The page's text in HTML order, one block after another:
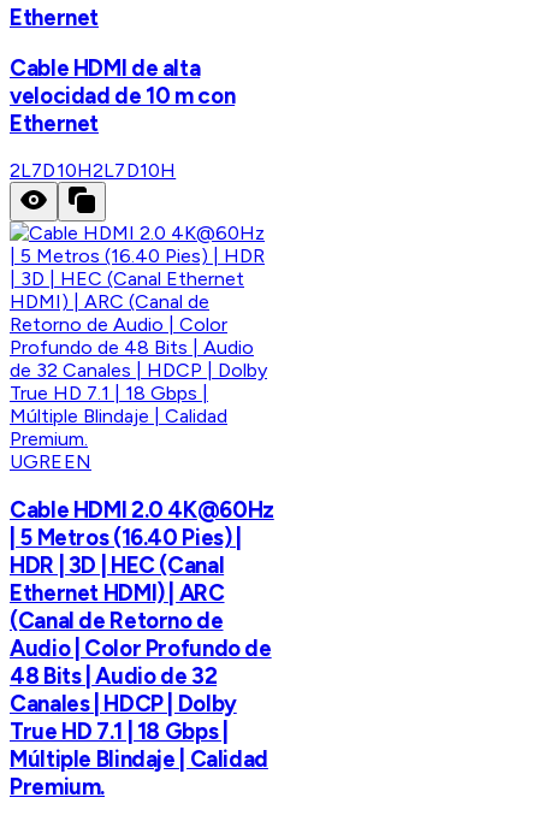
Ethernet
Cable HDMI de alta
velocidad de 10 m con
Ethernet
2L7D10H2L7D10H
UGREEN
Cable HDMI 2.0 4K@60Hz
| 5 Metros (16.40 Pies) |
HDR | 3D | HEC (Canal
Ethernet HDMI) | ARC
(Canal de Retorno de
Audio | Color Profundo de
48 Bits | Audio de 32
Canales | HDCP | Dolby
True HD 7.1 | 18 Gbps |
Múltiple Blindaje | Calidad
Premium.